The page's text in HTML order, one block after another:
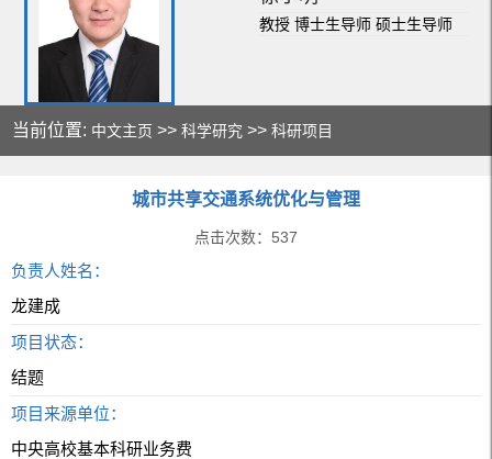
教授 博士生导师 硕士生导师
当前位置: 中文主页 >>科学研究 >>科研项目
城市共享交通系统优化与管理
点击次数： 537
负责人姓名：
龙建成
项目状态：
结题
项目来源单位：
中央高校基本科研业务费